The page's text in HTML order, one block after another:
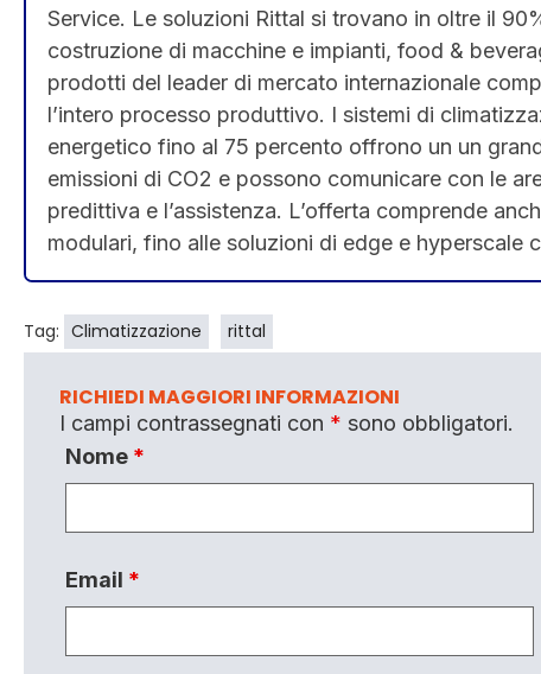
Service. Le soluzioni Rittal si trovano in oltre il
costruzione di macchine e impianti, food &
prodotti del leader di mercato internazionale
l’intero processo produttivo. I sistemi di
energetico fino al 75 percento offrono un un
emissioni di CO2 e possono comunicare con le
predittiva e l’assistenza. L’offerta comprende
modulari, fino alle soluzioni di edge e hyperscale
Tag: Climatizzazione rittal
RICHIEDI MAGGIORI INFORMAZIONI
I campi contrassegnati con * sono obbligatori.
Nome *
Email *